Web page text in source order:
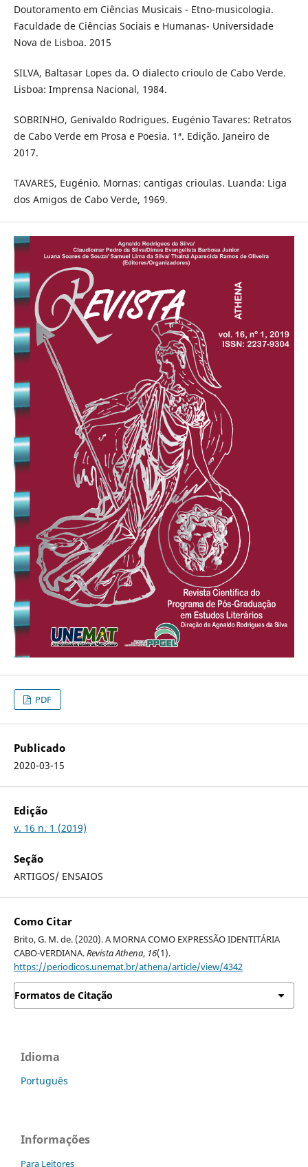
Doutoramento em Ciências Musicais - Etno-musicologia.
Faculdade de Ciências Sociais e Humanas- Universidade
Nova de Lisboa. 2015
SILVA, Baltasar Lopes da. O dialecto crioulo de Cabo Verde.
Lisboa: Imprensa Nacional, 1984.
SOBRINHO, Genivaldo Rodrigues. Eugénio Tavares: Retratos
de Cabo Verde em Prosa e Poesia. 1ª. Edição. Janeiro de
2017.
TAVARES, Eugénio. Mornas: cantigas crioulas. Luanda: Liga
dos Amigos de Cabo Verde, 1969.
PDF
Publicado
2020-03-15
Edição
v. 16 n. 1 (2019)
Seção
ARTIGOS/ ENSAIOS
Como Citar
Brito, G. M. de. (2020). A MORNA COMO EXPRESSÃO IDENTITÁRIA
CABO-VERDIANA.Revista Athena, 16(1).
https://periodicos.unemat.br/athena/article/view/4342
Formatos de Citação
Idioma
Português
Informações
Para Leitores